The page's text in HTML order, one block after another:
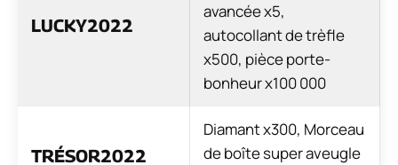
LUCKY2022
avancée x5,
autocollant de trèfle
x500, pièce porte-
bonheur x100 000
TRÉSOR2022
Diamant x300, Morceau
de boîte super aveugle